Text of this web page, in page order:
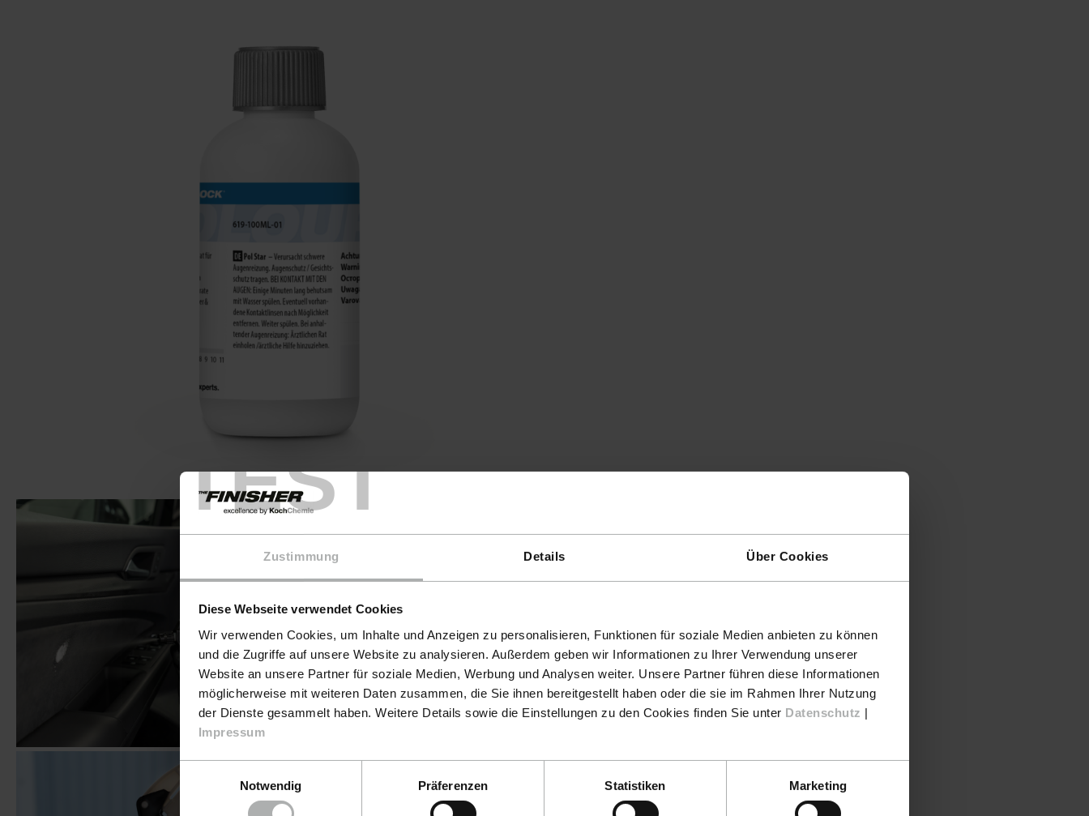
TEST
Zustimmung Details Über Cookies
Diese Webseite verwendet Cookies
Wir verwenden Cookies, um Inhalte und Anzeigen zu personalisieren, Funktionen für soziale Medien anbieten zu können
und die Zugriffe auf unsere Website zu analysieren. Außerdem geben wir Informationen zu Ihrer Verwendung unserer
Website an unsere Partner für soziale Medien, Werbung und Analysen weiter. Unsere Partner führen diese Informationen
möglicherweise mit weiteren Daten zusammen, die Sie ihnen bereitgestellt haben oder die sie im Rahmen Ihrer Nutzung
der Dienste gesammelt haben. Weitere Details sowie die Einstellungen zu den Cookies finden Sie unter Datenschutz |
Impressum
Notwendig
Präferenzen Statistiken Marketing